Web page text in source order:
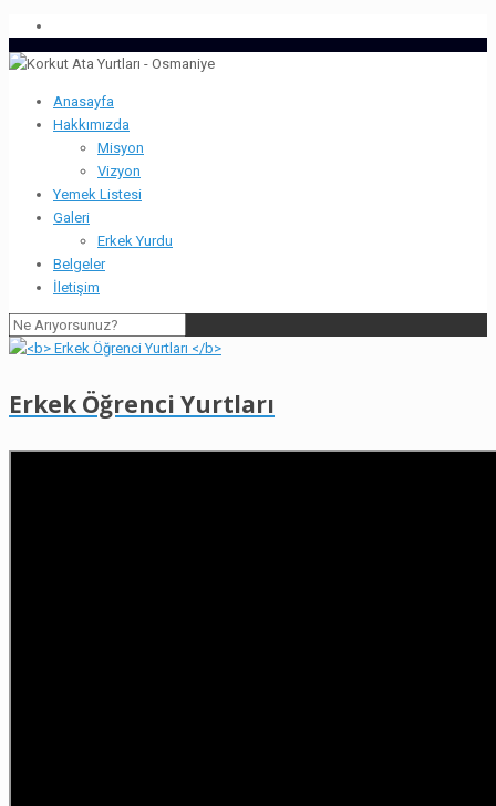
Anasayfa
Hakkımızda
Misyon
Vizyon
Yemek Listesi
Galeri
Erkek Yurdu
Belgeler
İletişim
Erkek Öğrenci Yurtları